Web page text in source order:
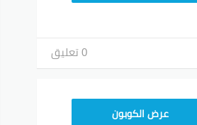
0 تعليق
ADM26عرض الكوبون